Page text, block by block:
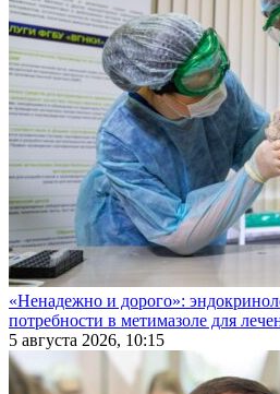
«Ненадежно и дорого»:
потребности в метимазоле для
5 августа 2026, 10:15